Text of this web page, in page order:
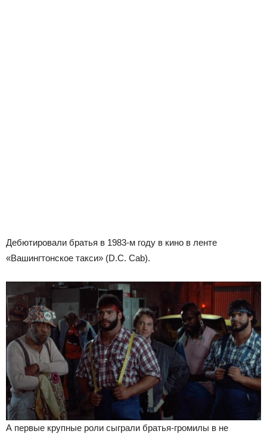
Дебютировали братья в 1983-м году в кино в ленте
«Вашингтонское такси» (D.C. Cab).
А первые крупные роли сыграли братья-громилы в не